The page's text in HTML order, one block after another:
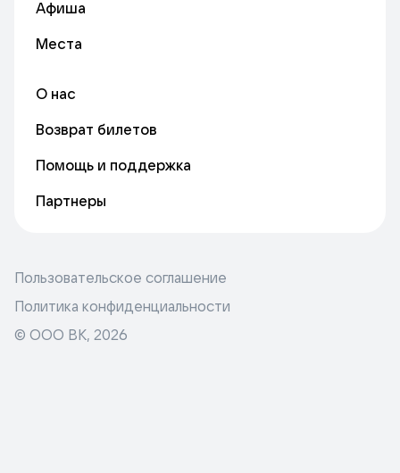
Афиша
Места
О нас
Возврат билетов
Помощь и поддержка
Партнеры
Пользовательское соглашение
Политика конфиденциальности
© ООО ВК, 2026